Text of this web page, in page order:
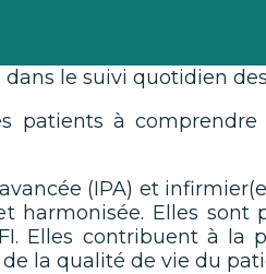
dans le suivi quotidien
patients à
(IPA) et
harmonisée. Elles sont
Elles contribuent à
la qualité de vie du